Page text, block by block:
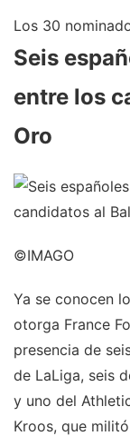
Los 30
Seis
entre los
Oro
©IMAGO
Ya se conocen
otorga France
presencia de
de LaLiga, seis
y uno del
Kroos, que